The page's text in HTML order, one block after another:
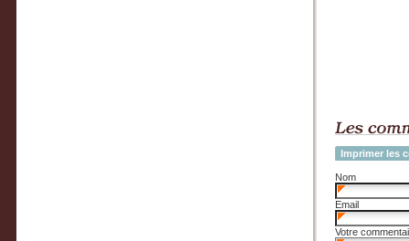
Imprimer les
Nom
Email
Votre